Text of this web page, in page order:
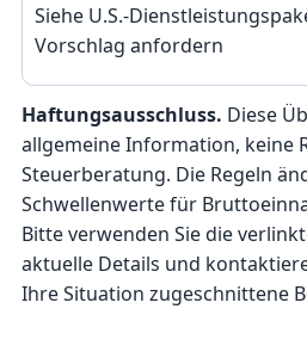
Siehe U.S.-
Vorschlag anfordern
Haftungsausschluss. Diese
allgemeine Information, keine
Steuerberatung. Die Regeln
Schwellenwerte für
Bitte verwenden Sie die
aktuelle Details und
Ihre Situation zugeschnittene